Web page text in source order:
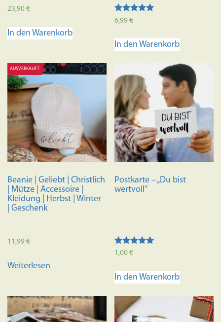
23,90€
In den Warenkorb
Bewertet mit
5.00
6,99€
In den Warenkorb
AUSVERKAUFT
Beanie | Geliebt | Christlich
| Mütze | Accessoire |
Kleidung | Herbst | Winter
| Geschenk
11,99€
Weiterlesen
Postkarte – „Du bist
wertvoll“
Bewertet mit
1,00€
In den Warenkorb